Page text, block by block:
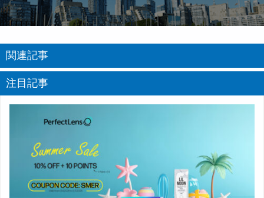
関連記事
注目記事